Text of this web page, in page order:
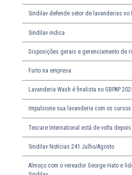
Sindilav defende setor de lavanderias no
Sindilav indica
Disposições gerais e gerenciamento de
Furto na empresa
Lavanderia Wash é finalista no GBPAP
Impulsione sua lavanderia com os
Texcare International está de volta
Sindilav Notícias 241 Julho/Agosto
Almoço com o vereador George Hato e